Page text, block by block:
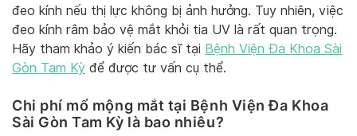
đeo kính nếu thị lực không bị ảnh hưởng. Tuy nhiên, việc
đeo kính râm bảo vệ mắt khỏi tia UV là rất quan trọng.
Hãy tham khảo ý kiến bác sĩ tại Bệnh Viện Đa Khoa Sài
Gòn Tam Kỳ để được tư vấn cụ thể.
Chi phí mổ mộng mắt tại Bệnh Viện Đa Khoa
Sài Gòn Tam Kỳ là bao nhiêu?